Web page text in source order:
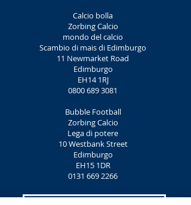
Calcio bolla
Zorbing Calcio
mondo del calcio
Scambio di mais di Edimburgo
11 Newmarket Road
Edimburgo
EH14 1RJ
0800 689 3081
Bubble Football
Zorbing Calcio
Lega di potere
10 Westbank Street
Edimburgo
EH15 1DR
0131 669 2266